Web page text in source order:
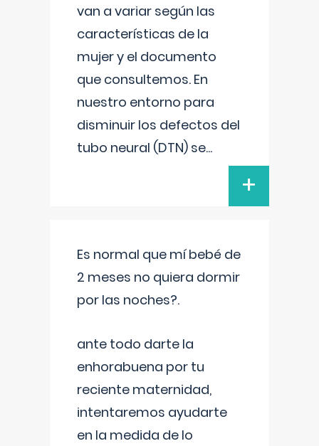
van a variar según las
características de la
mujer y el documento
que consultemos. En
nuestro entorno para
disminuir los defectos del
tubo neural (DTN) se...
+
Es normal que mí bebé de
2 meses no quiera dormir
por las noches?.
ante todo darte la
enhorabuena por tu
reciente maternidad,
intentaremos ayudarte
en la medida de lo